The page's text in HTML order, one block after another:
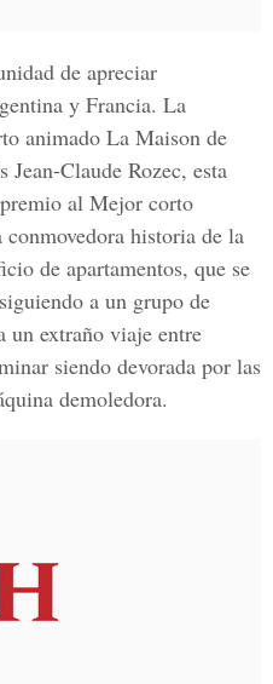
de apreciar
y Francia. La
animado La Maison de
Jean-Claude Rozec, esta
al Mejor corto
historia de la
de apartamentos, que se
a un grupo de
un extraño viaje entre
siendo devorada por las
demoledora.